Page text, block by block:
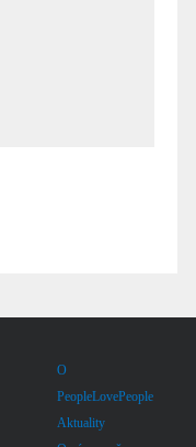
O
PeopleLovePeople
Aktuality